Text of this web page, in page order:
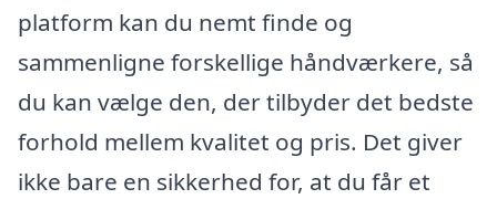
platform kan du nemt finde og
sammenligne forskellige håndværkere, så
du kan vælge den, der tilbyder det bedste
forhold mellem kvalitet og pris. Det giver
ikke bare en sikkerhed for, at du får et